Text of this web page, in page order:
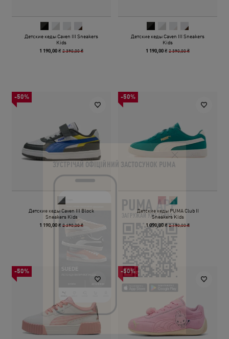
Детские кеды Caven III Sneakers
Kids
1 190,00 ₴ 2 390,00 ₴
Детские кеды Caven III Sneakers
Kids
1 190,00 ₴ 2 390,00 ₴
-50%
Детские кеды Caven III Block
Sneakers Kids
1 190,00 ₴ 2 390,00 ₴
-50%
Детские кеды PUMA Club II
Sneakers Kids
1 090,00 ₴ 2 190,00 ₴
-50% -50%
ЗУСТРІЧАЙ ОФІЦІЙНИЙ ЗАСТОСУНОК PUMA
PUMA APP
ЗАГРУЖАЙ УЖЕ СЕЙЧАС